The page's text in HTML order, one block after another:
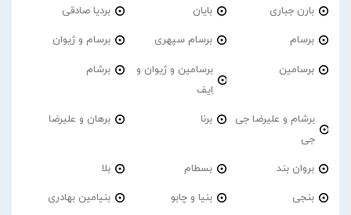
بارن جباری بایان بردیا صادقی
برسام برسام سپهری برسام و ژیوان
برسامین
برسامین و ژیوان و
اِیف
برشام
برشام و علیرضا جی
جی
برنا برهان و علیرضا
بروان بند بسطام بلا
بنجی بنیا و چابو بنیامین بهادری